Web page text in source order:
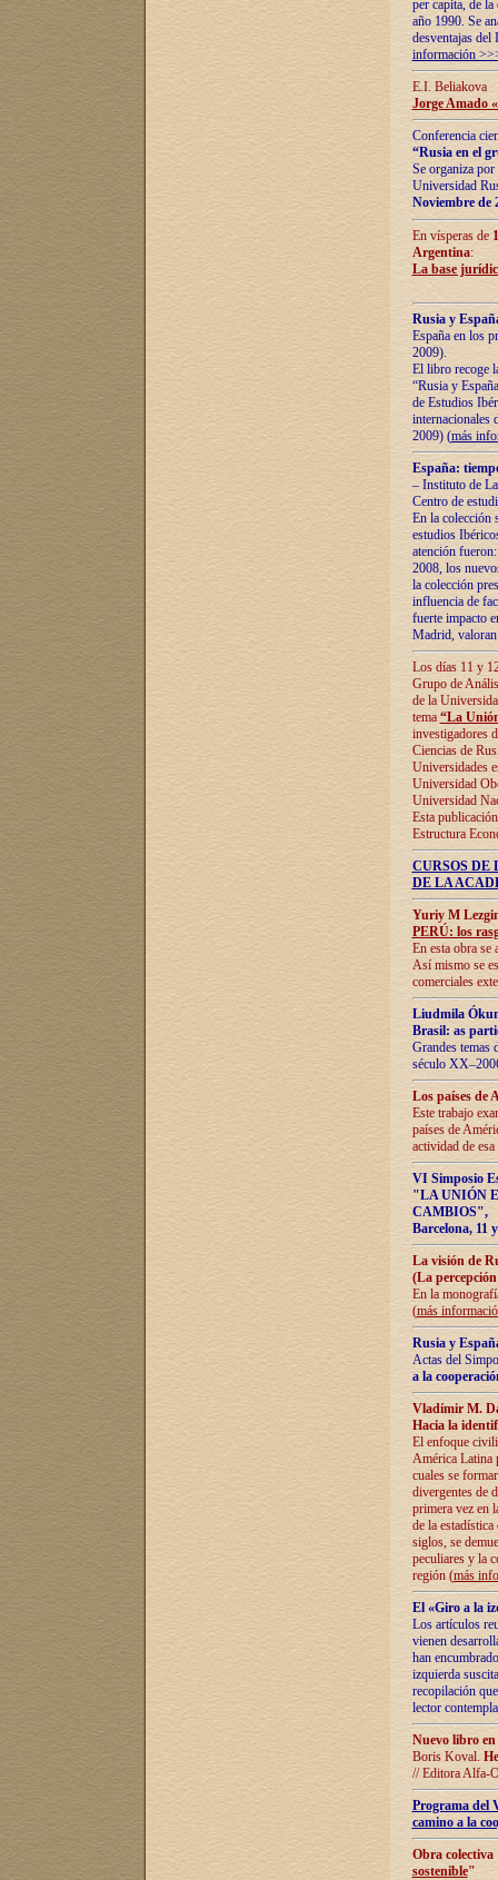
per capita, de
año 1990. Se
desventajas
información
E.I. Beliakova
Jorge Amado
Conferencia
“Rusia en el
Se organiza
Universidad
Noviembre de
En vísperas de
Argentina:
La base
Rusia y
España en los
2009).
El libro recoge
“Rusia y
de Estudios
internacionales
2009) (más
España:
– Instituto de
Centro de
En la colección
estudios
atención
2008, los
la colección
influencia de
fuerte impacto
Madrid,
Los días 11 y
Grupo de
de la
tema “La
investigadores
Ciencias de
Universidades
Universidad
Universidad
Esta
Estructura
CURSOS
DE LA
Yuriy M
PERÚ: los
En esta obra se
Así mismo se
comerciales
Liudmila
Brasil: as
Grandes temas
século
Los países de
Este trabajo
países de
actividad de
VI Simposio
"LA UNIÓN
CAMBIOS",
Barcelona, 11
La visión de
(La
En la
(más
Rusia y
Actas del
a la
Vladímir M.
Hacia la
El enfoque
América Latina
cuales se
divergentes de
primera vez en
de la
siglos, se
peculiares y la
región (más
El «Giro a la
Los artículos
vienen
han
izquierda
recopilación
lector
Nuevo libro
Boris Koval.
// Editora Alfa-
Programa del
camino a la
Obra
sostenible"